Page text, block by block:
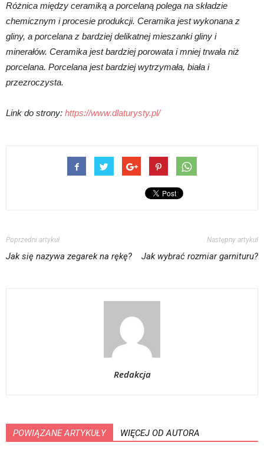
Różnica między ceramiką a porcelaną polega na składzie
chemicznym i procesie produkcji. Ceramika jest wykonana z
gliny, a porcelana z bardziej delikatnej mieszanki gliny i
minerałów. Ceramika jest bardziej porowata i mniej trwała niż
porcelana. Porcelana jest bardziej wytrzymała, biała i
przezroczysta.
Link do strony: https://www.dlaturysty.pl/
Poprzedni artykuł
Jak się nazywa zegarek na rękę?
Następny artykuł
Jak wybrać rozmiar garnituru?
Redakcja
POWIĄZANE ARTYKUŁY WIĘCEJ OD AUTORA